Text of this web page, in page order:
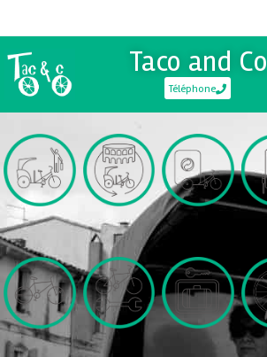
Taco and Co
Téléphone